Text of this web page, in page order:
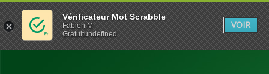
Vérificateur Mot Scrabble
Fabien M
Gratuitundefined
VOIR